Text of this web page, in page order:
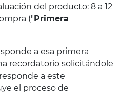
del producto: 8 a 12
("Primera
a esa primera
recordatorio solicitándole
a este
el proceso de